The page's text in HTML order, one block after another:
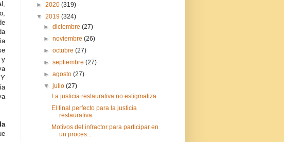
y
► 2020 (319)
▼ 2019 (324)
►diciembre(27)
►noviembre(26)
►octubre(27)
►septiembre(27)
►agosto(27)
▼julio(27)
La justicia restaurativa no estigmatiza
El final perfecto para la justicia
restaurativa
Motivos del infractor para participar en
un proces...